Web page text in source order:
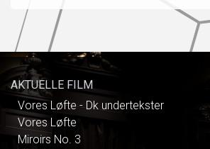
AKTUELLE FILM
Vores Løfte - Dk undertekster
Vores Løfte
Miroirs No. 3